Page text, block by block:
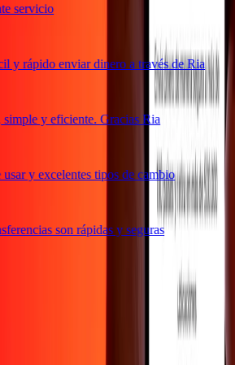
servicio
rápido enviar dinero a través de Ria
y eficiente. Gracias Ria
y excelentes tipos de cambio
son rápidas y seguras